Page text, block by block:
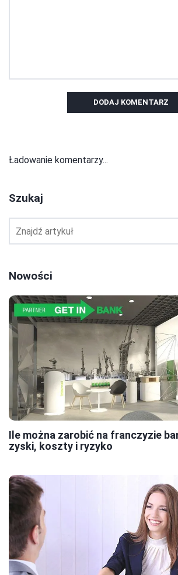
DODAJ KOMENTARZ
Ładowanie komentarzy...
Szukaj
Nowości
Ile można zarobić na franczyzie
zyski, koszty i ryzyko